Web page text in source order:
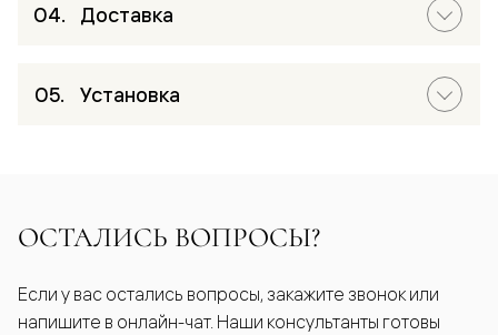
Доставка
Установка
ОСТАЛИСЬ ВОПРОСЫ?
Если у вас остались вопросы, закажите звонок или
напишите в онлайн-чат. Наши консультанты готовы